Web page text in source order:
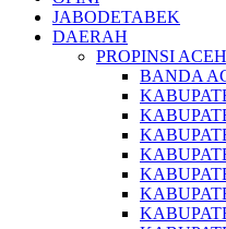
JABODETABEK
DAERAH
PROPINSI ACEH
BANDA